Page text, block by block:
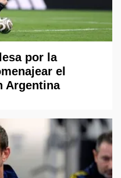
por la
el
Argentina